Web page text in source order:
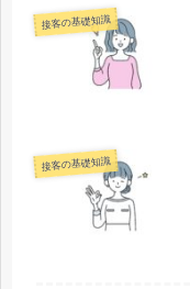
接客の基礎知識
接客の基礎知識